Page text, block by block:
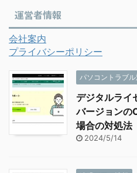
運営者情報
会社案内
プライバシーポリシー
パソコントラブ
デジタルラ
バージョンの
場合の対処法
2024/5/14